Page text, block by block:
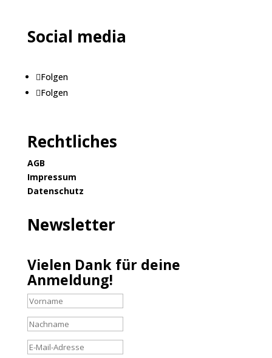
Social media
Folgen
Folgen
Rechtliches
AGB
Impressum
Datenschutz
Newsletter
Vielen Dank für deine
Anmeldung!